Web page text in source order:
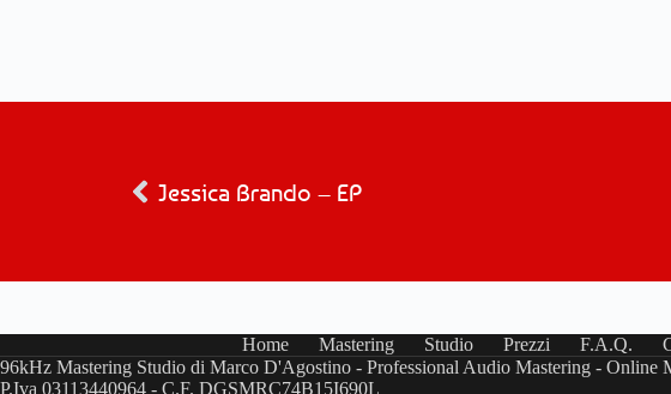
Jessica Brando – EP
Home Mastering Studio Prezzi F.A.Q.
96kHz Mastering Studio di Marco D'Agostino - Professional Audio Mastering - Online
P.Iva 03113440964 - C.F. DGSMRC74B15I690L